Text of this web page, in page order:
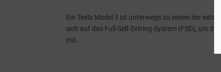
Ein Tesla Model 3 ist unterwegs zu einem der
sich auf das Full-Self-Driving-System (FSD), um
mit...